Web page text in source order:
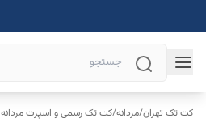
کت تک تهران/مردانه/کت تک رسمی و اسپرت مردانه